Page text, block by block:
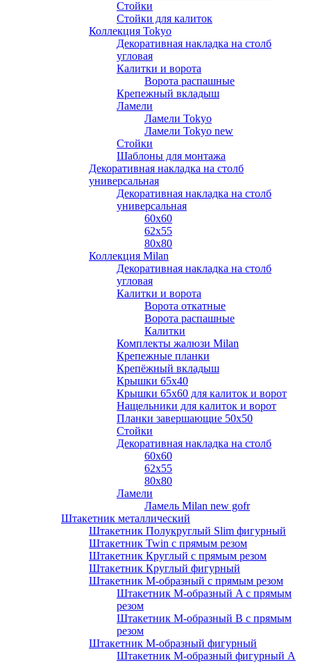
Стойки
Стойки для калиток
Коллекция Tokyo
Декоративная накладка на столб
угловая
Калитки и ворота
Ворота распашные
Крепежный вкладыш
Ламели
Ламели Tokyo
Ламели Tokyo new
Стойки
Шаблоны для монтажа
Декоративная накладка на столб
универсальная
Декоративная накладка на столб
универсальная
60х60
62х55
80х80
Коллекция Milan
Декоративная накладка на столб
угловая
Калитки и ворота
Ворота откатные
Ворота распашные
Калитки
Комплекты жалюзи Milan
Крепежные планки
Крепёжный вкладыш
Крышки 65х40
Крышки 65х60 для калиток и ворот
Нащельники для калиток и ворот
Планки завершающие 50х50
Стойки
Декоративная накладка на столб
60х60
62х55
80х80
Ламели
Ламель Milan new gofr
Штакетник металлический
Штакетник Полукруглый Slim фигурный
Штакетник Twin с прямым резом
Штакетник Круглый с прямым резом
Штакетник Круглый фигурный
Штакетник М-образный с прямым резом
Штакетник М-образный A с прямым
резом
Штакетник М-образный B с прямым
резом
Штакетник М-образный фигурный
Штакетник М-образный фигурный A